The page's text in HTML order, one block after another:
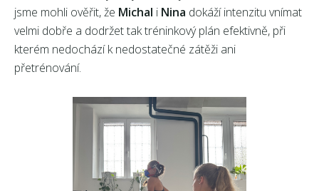
jsme mohli ověřit, že Michal i Nina dokáží intenzitu vnímat
velmi dobře a dodržet tak tréninkový plán efektivně, při
kterém nedochází k nedostatečné zátěži ani
přetrénování.